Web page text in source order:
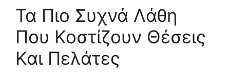
Τα Πιο Συχνά Λάθη
Που Κοστίζουν Θέσεις
Και Πελάτες